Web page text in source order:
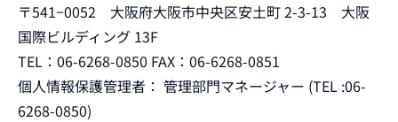
〒541−0052 大阪府大阪市中央区安土町 2-3-13 大阪
国際ビルディング 13F
TEL：06-6268-0850 FAX：06-6268-0851
個人情報保護管理者： 管理部門マネージャー (TEL :06-
6268-0850)